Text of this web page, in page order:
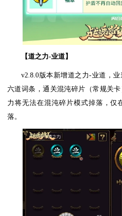
【道之力-业道】
v2.8.0版本新增道之力-业道，
六道词条，通关混沌碎片（常规关
力将无法在混沌碎片模式掉落，仅
落。